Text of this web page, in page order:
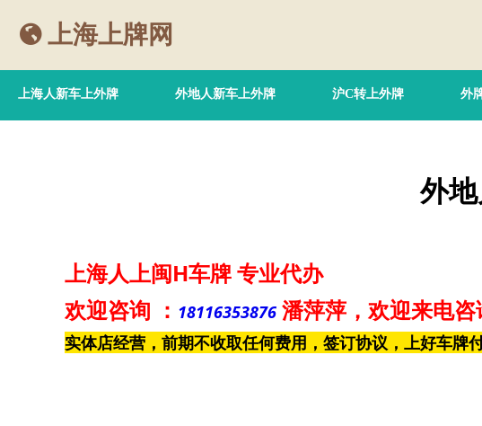
上海上牌网
上海人新车上外牌 外地人新车上外牌 沪C转上外牌 外
外
上海人上闽H车牌专业代办
欢迎咨询 ： 18116353876 潘萍萍 ，欢迎来电咨
实体店经营，前期不收取任何费用，签订协议，上好车牌